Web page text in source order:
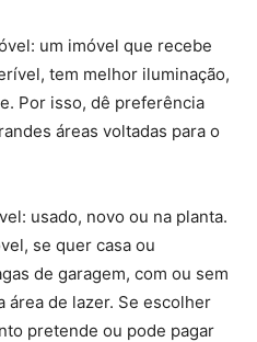
um imóvel que recebe
tem melhor iluminação,
Por isso, dê preferência
áreas voltadas para o
usado, novo ou na planta.
se quer casa ou
de garagem, com ou sem
área de lazer. Se escolher
pretende ou pode pagar